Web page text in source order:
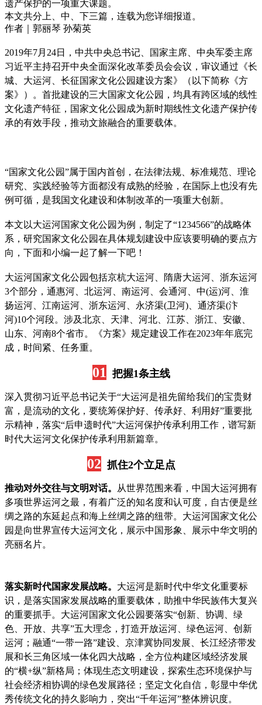
遗产保护的一项重大课题。
本文共分上、中、下三篇，连载为您详细报道。
作者｜郭丽琴 孙菊英
2019年7月24日，中共中央总书记、国家主席、中央军委主席
习近平主持召开中央全面深化改革委员会会议，审议通过《长
城、大运河、长征国家文化公园建设方案》（以下简称《方
案》）。首批建设的三大国家文化公园，均具有跨区域的线性
文化遗产特征，国家文化公园成为新时期线性文化遗产保护传
承的有效手段，推动文旅融合的重要载体。
“国家文化公园”属于国内首创，在法律法规、标准规范、理论
研究、实践经验等方面都没有成熟的经验，在国际上也没有先
例可循，是我国文化建设和体制改革的一项重大创新。
本文以大运河国家文化公园为例，制定了“1234566”的战略体
系，研究国家文化公园在具体规划建设中应该要明确的要点方
向，下面和小编一起了解一下吧！
大运河国家文化公园包括京杭大运河、隋唐大运河、浙东运河
3个部分，通惠河、北运河、南运河、会通河、中(运)河、淮
扬运河、江南运河、浙东运河、永济渠(卫河)、通济渠(汴
河)10个河段。涉及北京、天津、河北、江苏、浙江、安徽、
山东、河南8个省市。《方案》规定建设工作在2023年年底完
成，时间紧、任务重。
01 把握1条主线
深入贯彻习近平总书记关于“大运河是祖先留给我们的宝贵财
富，是流动的文化，要统筹保护好、传承好、利用好”重要批
示精神，落实“后申遗时代”大运河保护传承利用工作，谱写新
时代大运河文化保护传承利用新篇章。
02 抓住2个立足点
推动对外交往与文明对话。
从世界范围来看，中国大运河拥有
多项世界运河之最，有着广泛的知名度和认可度，自古便是丝
绸之路的东延起点和海上丝绸之路的纽带。大运河国家文化公
园是向世界宣传大运河文化，展示中国形象、展示中华文明的
亮丽名片。
落实新时代国家发展战略。 大运河是新时代中华文化重要标
识，是落实国家发展战略的重要载体，助推中华民族伟大复兴
的重要抓手。大运河国家文化公园要落实“创新、协调、绿
色、开放、共享”五大理念，打造开放运河、绿色运河、创新
运河；融通“一带一路”建设、京津冀协同发展、长江经济带发
展和长三角区域一体化四大战略，全方位构建区域经济发展
的“横+纵”新格局；体现生态文明建设，探索生态环境保护与
社会经济相协调的绿色发展路径；坚定文化自信，彰显中华优
秀传统文化的持久影响力，突出“千年运河”整体辨识度。